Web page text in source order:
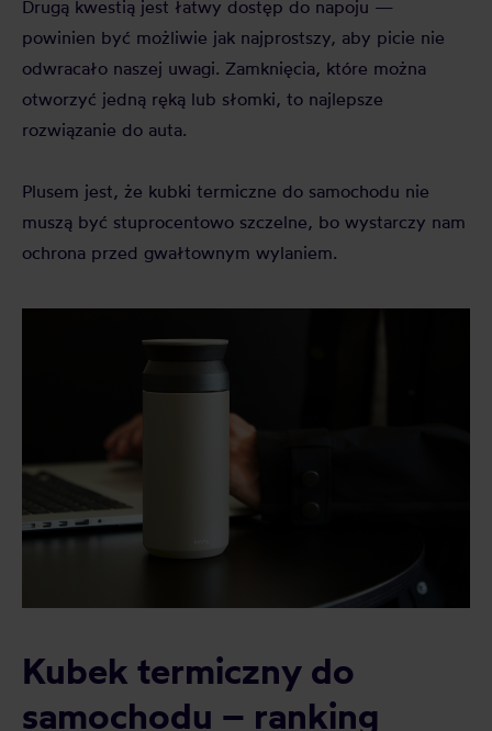
Drugą kwestią jest łatwy dostęp do napoju —
powinien być możliwie jak najprostszy, aby picie nie
odwracało naszej uwagi. Zamknięcia, które można
otworzyć jedną ręką lub słomki, to najlepsze
rozwiązanie do auta.
Plusem jest, że kubki termiczne do samochodu nie
muszą być stuprocentowo szczelne, bo wystarczy nam
ochrona przed gwałtownym wylaniem.
Kubek termiczny do
samochodu – ranking